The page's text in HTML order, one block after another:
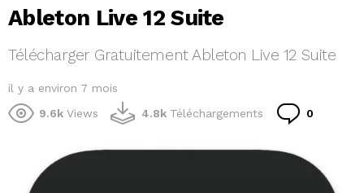
Ableton Live 12 Suite
Télécharger Gratuitement Ableton Live 12 Suite
il y a environ 7 mois
9.6k Views 4.8k Téléchargements 0